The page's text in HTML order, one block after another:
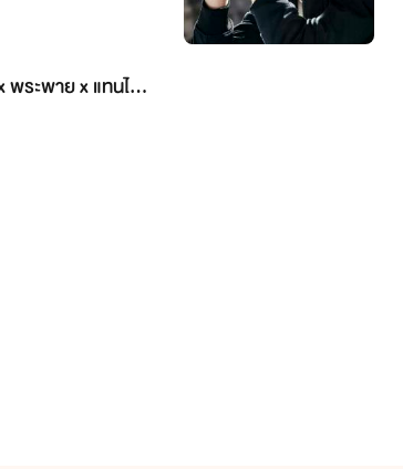
คะทุกคน เค้าชื่อ เหมียว นะคะ
ฝากเนื้อฝากตัวด้วยนะคะ
กเรื่อง มิได้มีส่วนเกี่ยวข้องกับเนื้
ระพาย x แทนไท ]